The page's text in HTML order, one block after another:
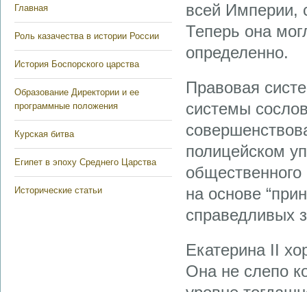
Главная
Роль казачества в истории России
История Боспорского царства
Образование Директории и ее
программные положения
Курская битва
Египет в эпоху Среднего Царства
Исторические статьи
всей Империи,
Теперь она
определенно.
Правовая
системы
полицейском
общественного
на основе
справедливых
Екатерина II
Она не слепо